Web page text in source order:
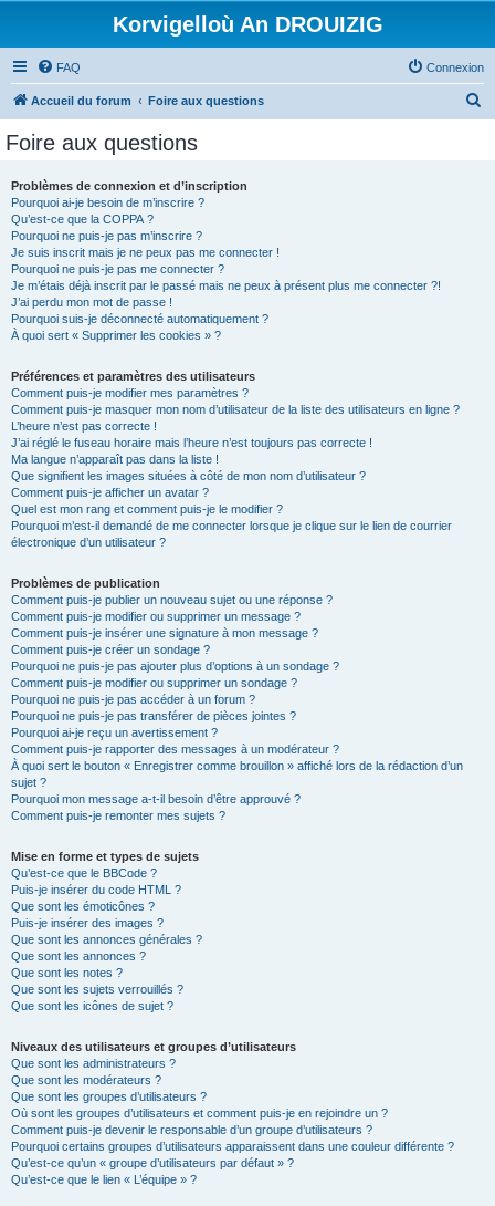
Korvigelloù An DROUIZIG
FAQ Connexion
Accueil du forum Foire aux questions
Foire aux questions
Problèmes de connexion et d’inscription
Pourquoi ai-je besoin de m’inscrire ?
Qu’est-ce que la COPPA ?
Pourquoi ne puis-je pas m’inscrire ?
Je suis inscrit mais je ne peux pas me connecter !
Pourquoi ne puis-je pas me connecter ?
Je m’étais déjà inscrit par le passé mais ne peux à présent plus me connecter ?!
J’ai perdu mon mot de passe !
Pourquoi suis-je déconnecté automatiquement ?
À quoi sert « Supprimer les cookies » ?
Préférences et paramètres des utilisateurs
Comment puis-je modifier mes paramètres ?
Comment puis-je masquer mon nom d’utilisateur de la liste des utilisateurs en ligne ?
L’heure n’est pas correcte !
J’ai réglé le fuseau horaire mais l’heure n’est toujours pas correcte !
Ma langue n’apparaît pas dans la liste !
Que signifient les images situées à côté de mon nom d’utilisateur ?
Comment puis-je afficher un avatar ?
Quel est mon rang et comment puis-je le modifier ?
Pourquoi m’est-il demandé de me connecter lorsque je clique sur le lien de courrier
électronique d’un utilisateur ?
Problèmes de publication
Comment puis-je publier un nouveau sujet ou une réponse ?
Comment puis-je modifier ou supprimer un message ?
Comment puis-je insérer une signature à mon message ?
Comment puis-je créer un sondage ?
Pourquoi ne puis-je pas ajouter plus d’options à un sondage ?
Comment puis-je modifier ou supprimer un sondage ?
Pourquoi ne puis-je pas accéder à un forum ?
Pourquoi ne puis-je pas transférer de pièces jointes ?
Pourquoi ai-je reçu un avertissement ?
Comment puis-je rapporter des messages à un modérateur ?
À quoi sert le bouton « Enregistrer comme brouillon » affiché lors de la rédaction d’un
sujet ?
Pourquoi mon message a-t-il besoin d’être approuvé ?
Comment puis-je remonter mes sujets ?
Mise en forme et types de sujets
Qu’est-ce que le BBCode ?
Puis-je insérer du code HTML ?
Que sont les émoticônes ?
Puis-je insérer des images ?
Que sont les annonces générales ?
Que sont les annonces ?
Que sont les notes ?
Que sont les sujets verrouillés ?
Que sont les icônes de sujet ?
Niveaux des utilisateurs et groupes d’utilisateurs
Que sont les administrateurs ?
Que sont les modérateurs ?
Que sont les groupes d’utilisateurs ?
Où sont les groupes d’utilisateurs et comment puis-je en rejoindre un ?
Comment puis-je devenir le responsable d’un groupe d’utilisateurs ?
Pourquoi certains groupes d’utilisateurs apparaissent dans une couleur différente ?
Qu’est-ce qu’un « groupe d’utilisateurs par défaut » ?
Qu’est-ce que le lien « L’équipe » ?